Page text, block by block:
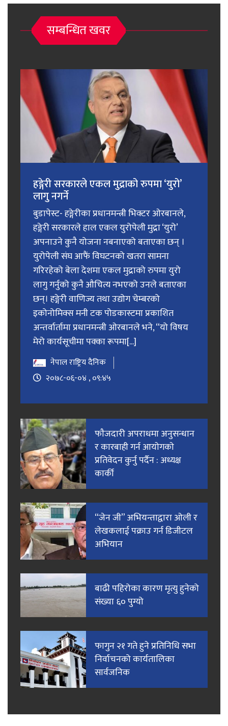
सम्बन्धित खवर
हङ्गेरी सरकारले एकल मुद्राको रुपमा ‘युरो’
लागु नगर्ने
बुडापेस्ट- हङ्गेरीका प्रधानमन्त्री भिक्टर ओरबानले,
हङ्गेरी सरकारले हाल एकल युरोपेली मुद्रा ‘युरो’
अपनाउने कुनै योजना नबनाएको बताएका छन् ।
युरोपेली संघ आफैं विघटनको खतरा सामना
गरिरहेको बेला देशमा एकल मुद्राको रुपमा युरो
लागु गर्नुको कुनै औचित्य नभएको उनले बताएका
छन्। हङ्गेरी वाणिज्य तथा उद्योग चेम्बरको
इकोनोमिक्स मनी टक पोडकास्टमा प्रकाशित
अन्तर्वार्तामा प्रधानमन्त्री ओरबानले भने, “यो विषय
मेरो कार्यसूचीमा पक्का रूपमा[...]
नेपाल राष्ट्रिय दैनिक
२०७८-०६-०४ , ०९:४५
फाैजदारी अपराधमा अनुसन्धान
र कारबाही गर्न आयाेगकाे
प्रतिवेदन कुर्नु पर्दैन : अध्यक्ष
कार्की
“जेन जी” अभियन्ताद्वारा ओली र
लेखकलाई पक्राउ गर्न डिजीटल
अभियान
बाढी पहिरोका कारण मृत्यु हुनेको
संख्या ६० पुग्यो
फागुन २१ गते हुने प्रतिनिधि सभा
निर्वाचनको कार्यतालिका
सार्वजनिक